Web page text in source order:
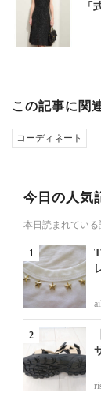
「
この記事に関
コーディネート
今日の人気
本日読まれている